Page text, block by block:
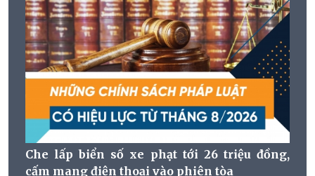
Che lấp biển số xe phạt tới 26 triệu đồng,
cấm mang điện thoại vào phiên tòa